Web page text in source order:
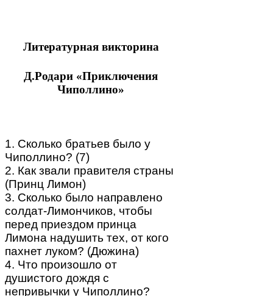
Литературная викторина
Д.Родари «Приключения
Чиполлино»
1. Сколько братьев было у
Чиполлино? (7)
2. Как звали правителя страны
(Принц Лимон)
3. Сколько было направлено
солдат-Лимончиков, чтобы
перед приездом принца
Лимона надушить тех, от кого
пахнет луком? (Дюжина)
4. Что произошло от
душистого дождя с
непривычки у Чиполлино?